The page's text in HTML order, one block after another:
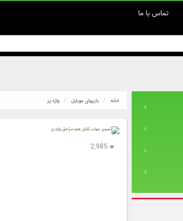
تماس با ما
خانه بازیهای موبایل واژه پز